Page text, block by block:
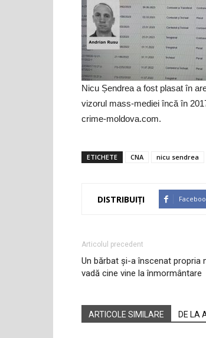
Nicu Șendrea a fost plasat în
vizorul mass-mediei încă în
crime-moldova.com.
ETICHETE CNA nicu sendrea
DISTRIBUIȚI
Articolul precedent
Un bărbat și-a înscenat propria
vadă cine vine la înmormântare
ARTICOLE SIMILARE DE LA